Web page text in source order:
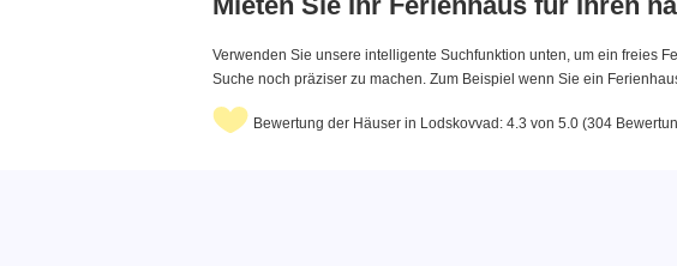
Verwenden Sie unsere intelligente Suchfunktion unten, um ein freies
Suche noch präziser zu machen. Zum Beispiel wenn Sie ein
Bewertung der Häuser in Lodskovvad: 4.3 von 5.0 (304